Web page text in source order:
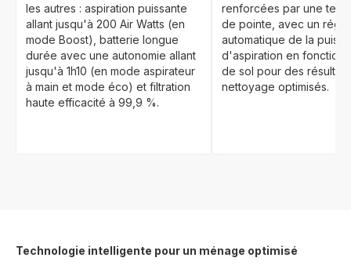
les autres : aspiration puissante
allant jusqu'à 200 Air Watts (en
mode Boost), batterie longue
durée avec une autonomie allant
jusqu'à 1h10 (en mode aspirateur
à main et mode éco) et filtration
haute efficacité à 99,9 %.
renforcées par une
de pointe, avec un
automatique de la
d'aspiration en fonction
de sol pour des
nettoyage optimisés.
Technologie intelligente pour un ménage optimisé